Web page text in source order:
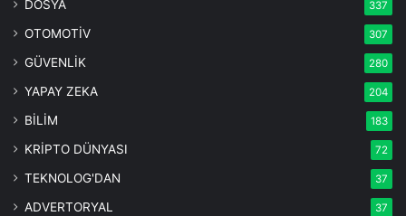
DOSYA 337
OTOMOTİV 307
GÜVENLİK 280
YAPAY ZEKA 204
BİLİM 183
KRİPTO DÜNYASI 72
TEKNOLOG'DAN 37
ADVERTORYAL 37